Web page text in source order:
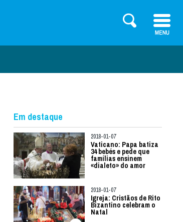
Em destaque
2018-01-07
Vaticano: Papa batiza
34 bebés e pede que
famílias ensinem
«dialeto» do amor
2018-01-07
Igreja: Cristãos de Rito
Bizantino celebram o
Natal